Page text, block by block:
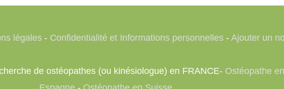
légales- Confidentialité et Informations personnelles- Ajouter un
de ostéopathes (ou kinésiologue) en FRANCE- Ostéopathe